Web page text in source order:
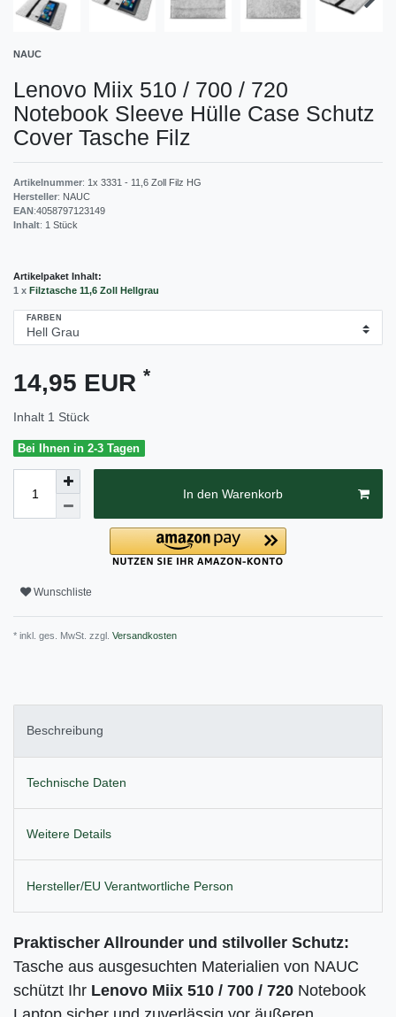
NAUC
Lenovo Miix 510 / 700 / 720
Notebook Sleeve Hülle Case Schutz
Cover Tasche Filz
Artikelnummer: 1x 3331 - 11,6 Zoll Filz HG
Hersteller: NAUC
EAN:4058797123149
Inhalt: 1 Stück
Artikelpaket Inhalt:
1 x Filztasche 11,6 Zoll Hellgrau
FARBEN
14,95 EUR *
Inhalt 1 Stück
Bei Ihnen in 2-3 Tagen
In den Warenkorb
Wunschliste
* inkl. ges. MwSt. zzgl. Versandkosten
Beschreibung
Technische Daten
Weitere Details
Hersteller/EU Verantwortliche Person
Praktischer Allrounder und stilvoller Schutz:
Tasche aus ausgesuchten Materialien von NAUC
schützt Ihr Lenovo Miix 510 / 700 / 720 Notebook